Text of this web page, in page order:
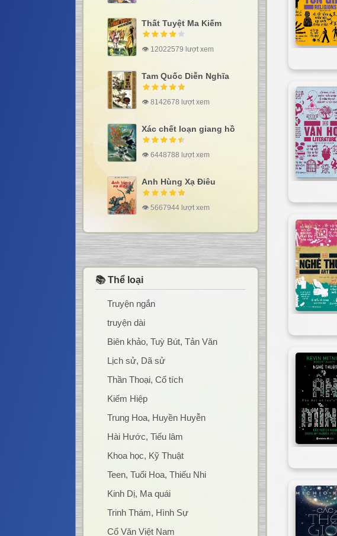
Thất Tuyệt Ma Kiếm
👁 12022579 lượt xem
Tam Quốc Diễn Nghĩa
👁 8142678 lượt xem
Xác chết loạn giang hồ
👁 6448788 lượt xem
Anh Hùng Xạ Điêu
👁 5667944 lượt xem
📚 Thể loại
Truyện ngắn
truyện dài
Biên khảo, Tuỳ Bút, Tản Văn
Lịch sử, Dã sử
Thần Thoại, Cổ tích
Kiếm Hiệp
Trung Hoa, Huyền Huyễn
Hài Hước, Tiếu lâm
Khoa học, Kỹ Thuật
Teen, Tuổi Hoa, Thiếu Nhi
Kinh Dị, Ma quái
Trinh Thám, Hình Sự
Cổ Văn Việt Nam